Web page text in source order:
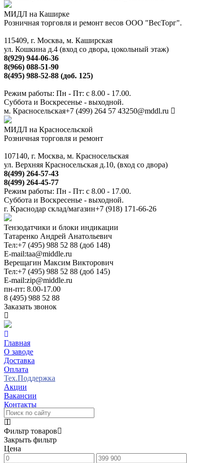
МИДЛ на Каширке
Розничная торговля и ремонт весов ООО "ВесТорг".
115409, г. Москва, м. Каширская
ул. Кошкина д.4 (вход со двора, цокольный этаж)
8(929) 944-06-36
8(966) 088-51-90
8(495) 988-52-88 (доб. 125)
Режим работы: Пн - Пт: с 8.00 - 17.00.
Суббота и Воскресенье - выходной.
м. Красносельская+7 (499) 264 57 43250@mddl.ru
МИДЛ на Красносельской
Розничная торговля и ремонт
107140, г. Москва, м. Красносельская
ул. Верхняя Красносельская д.10, (вход со двора)
8(499) 264-57-43
8(499) 264-45-77
Режим работы: Пн - Пт: с 8.00 - 17.00.
Суббота и Воскресенье - выходной.
г. Краснодар склад/магазин+7 (918) 171-66-26
Тензодатчики и блоки индикации
Татаренко Андрей Анатольевич
Тел:+7 (495) 988 52 88 (доб 148)
E-mail:taa@middle.ru
Верещагин Максим Викторович
Тел:+7 (495) 988 52 88 (доб 145)
E-mail:zip@middle.ru
пн-пт: 8.00-17.00
8 (495) 988 52 88
Заказать звонок
Главная
О заводе
Доставка
Оплата
Тех.Поддержка
Акции
Вакансии
Контакты
Фильтр товаров
Закрыть фильтр
Цена